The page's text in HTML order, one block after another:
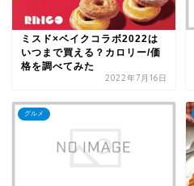
ミスド×ベイクコラボ2022は
いつまで買える？カロリー/価
格を調べてみた
2022年7月16日
グルメ